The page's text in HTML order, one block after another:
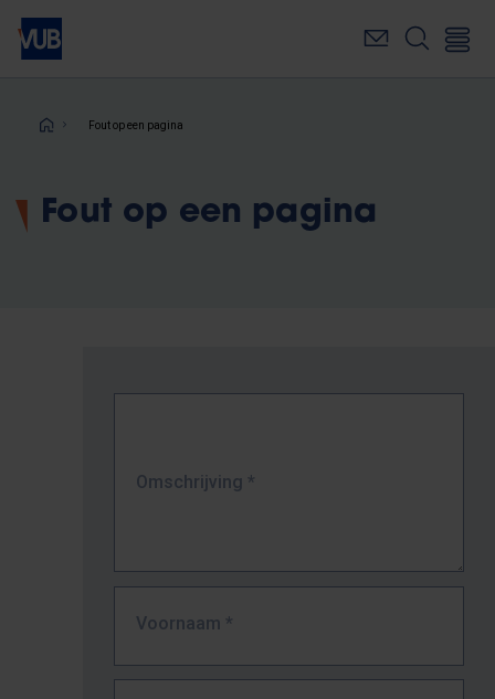
Overslaan
naar
inhoudKruimelpad
Fout op een pagina
Fout op een pagina
Omschrijving *
Voornaam *